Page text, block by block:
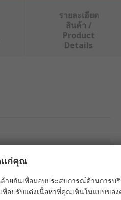
รายละเอียด
สินค้า /
Product
Details
แก่คุณ
ายกันเพื่อมอบประสบการณ์ด้านการบ
พื่อปรับแต่งเนื้อหาที่คุณเห็นในแบบขอ